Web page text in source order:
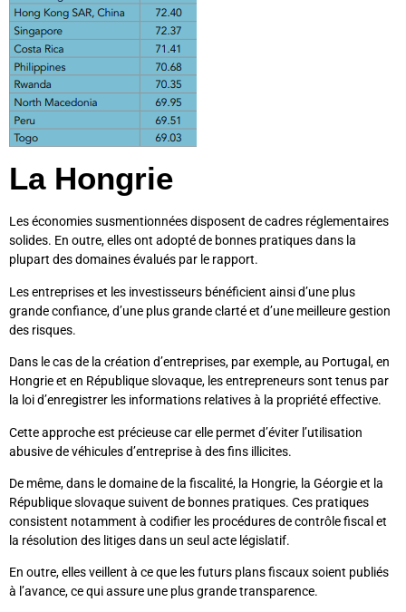
La Hongrie
Les économies susmentionnées disposent de cadres réglementaires
solides. En outre, elles ont adopté de bonnes pratiques dans la
plupart des domaines évalués par le rapport.
Les entreprises et les investisseurs bénéficient ainsi d’une plus
grande confiance, d’une plus grande clarté et d’une meilleure gestion
des risques.
Dans le cas de la création d’entreprises, par exemple, au Portugal, en
Hongrie et en République slovaque, les entrepreneurs sont tenus par
la loi d’enregistrer les informations relatives à la propriété effective.
Cette approche est précieuse car elle permet d’éviter l’utilisation
abusive de véhicules d’entreprise à des fins illicites.
De même, dans le domaine de la fiscalité, la Hongrie, la Géorgie et la
République slovaque suivent de bonnes pratiques. Ces pratiques
consistent notamment à codifier les procédures de contrôle fiscal et
la résolution des litiges dans un seul acte législatif.
En outre, elles veillent à ce que les futurs plans fiscaux soient publiés
à l’avance, ce qui assure une plus grande transparence.